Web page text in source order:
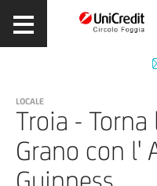
LOCALE
Troia -
Grano con l'